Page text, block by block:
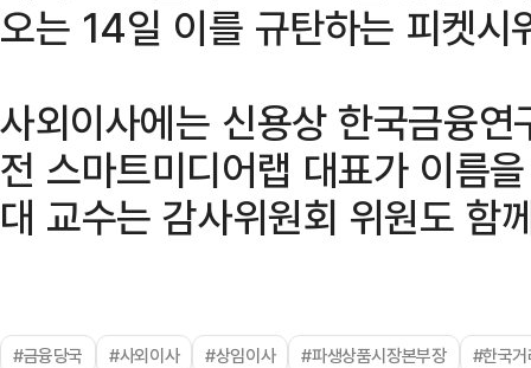
오는 14일 이를 규탄하는 피켓시
사외이사에는 신용상 한국금융
전 스마트미디어랩 대표가 이름
대 교수는 감사위원회 위원도 함
#금융당국 #사외이사 #상임이사 #파생상품시장본부장 #한국